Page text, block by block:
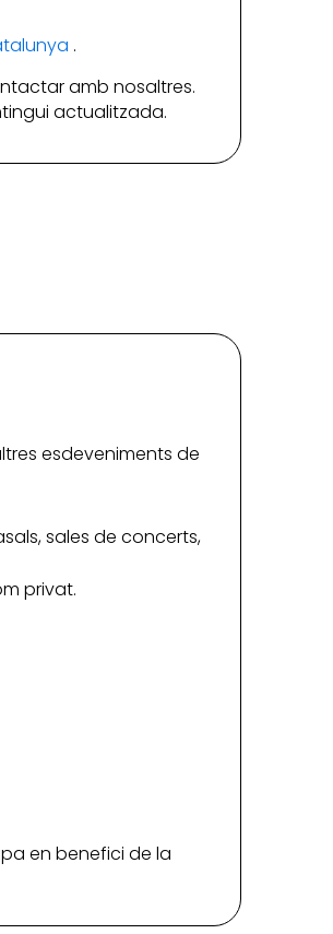
.
amb nosaltres.
actualitzada.
esdeveniments de
sales de concerts,
privat.
en benefici de la